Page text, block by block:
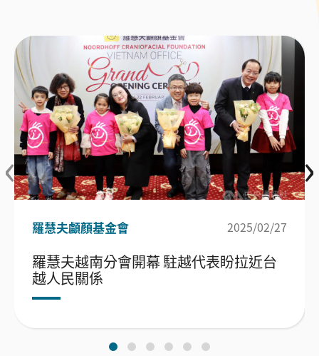
羅慧夫顱顏基金會 2025/02/27
羅慧夫越南分會開幕 駐越代表盼拉近台
越人民關係
‹ ›